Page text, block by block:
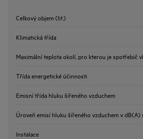
Celkový objem (lit.)
Klimatická třída
Maximální teplota okolí, pro kterou je spotřebič
Třída energetické účinnosti
Emisní třída hluku šířeného vzduchem
Úroveň emisí hluku šířeného vzduchem v dB(A)
Instalace